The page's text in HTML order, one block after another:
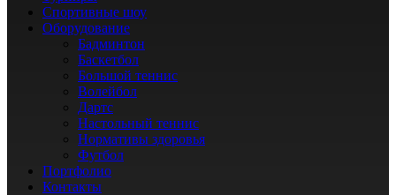
Спортивные шоу
Оборудование
Бадминтон
Баскетбол
Большой теннис
Волейбол
Дартс
Настольный теннис
Нормативы здоровья
Футбол
Портфолио
Контакты